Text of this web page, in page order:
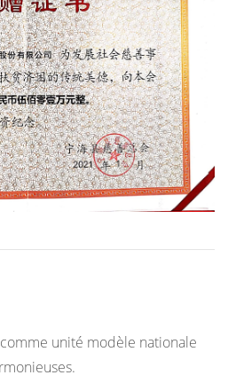
unité modèle nationale